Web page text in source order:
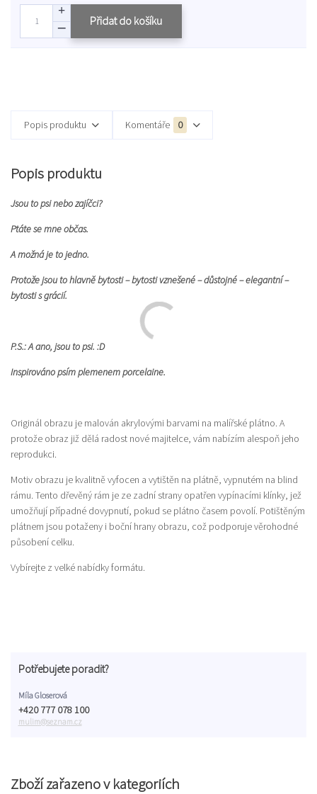
Přidat do košíku
Popis produktu Komentáře 0
Popis produktu
Jsou to psi nebo zajíčci?
Ptáte se mne občas.
A možná je to jedno.
Protože jsou to hlavně bytosti – bytosti vznešené – důstojné – elegantní –
bytosti s grácií.
P.S.: A ano, jsou to psi. :D
Inspirováno psím plemenem porcelaine.
Originál obrazu je malován akrylovými barvami na malířské plátno. A
protože obraz již dělá radost nové majitelce, vám nabízím alespoň jeho
reprodukci.
Motiv obrazu je kvalitně vyfocen a vytištěn na plátně, vypnutém na blind
rámu. Tento dřevěný rám je ze zadní strany opatřen vypínacími klínky, jež
umožňují případné dovypnutí, pokud se plátno časem povolí. Potištěným
plátnem jsou potaženy i boční hrany obrazu, což podporuje věrohodné
působení celku.
Vybírejte z velké nabídky formátu.
Zboží zařazeno v kategoriích
Potřebujete poradit?
Míla Gloserová
+420 777 078 100
mulim@seznam.cz